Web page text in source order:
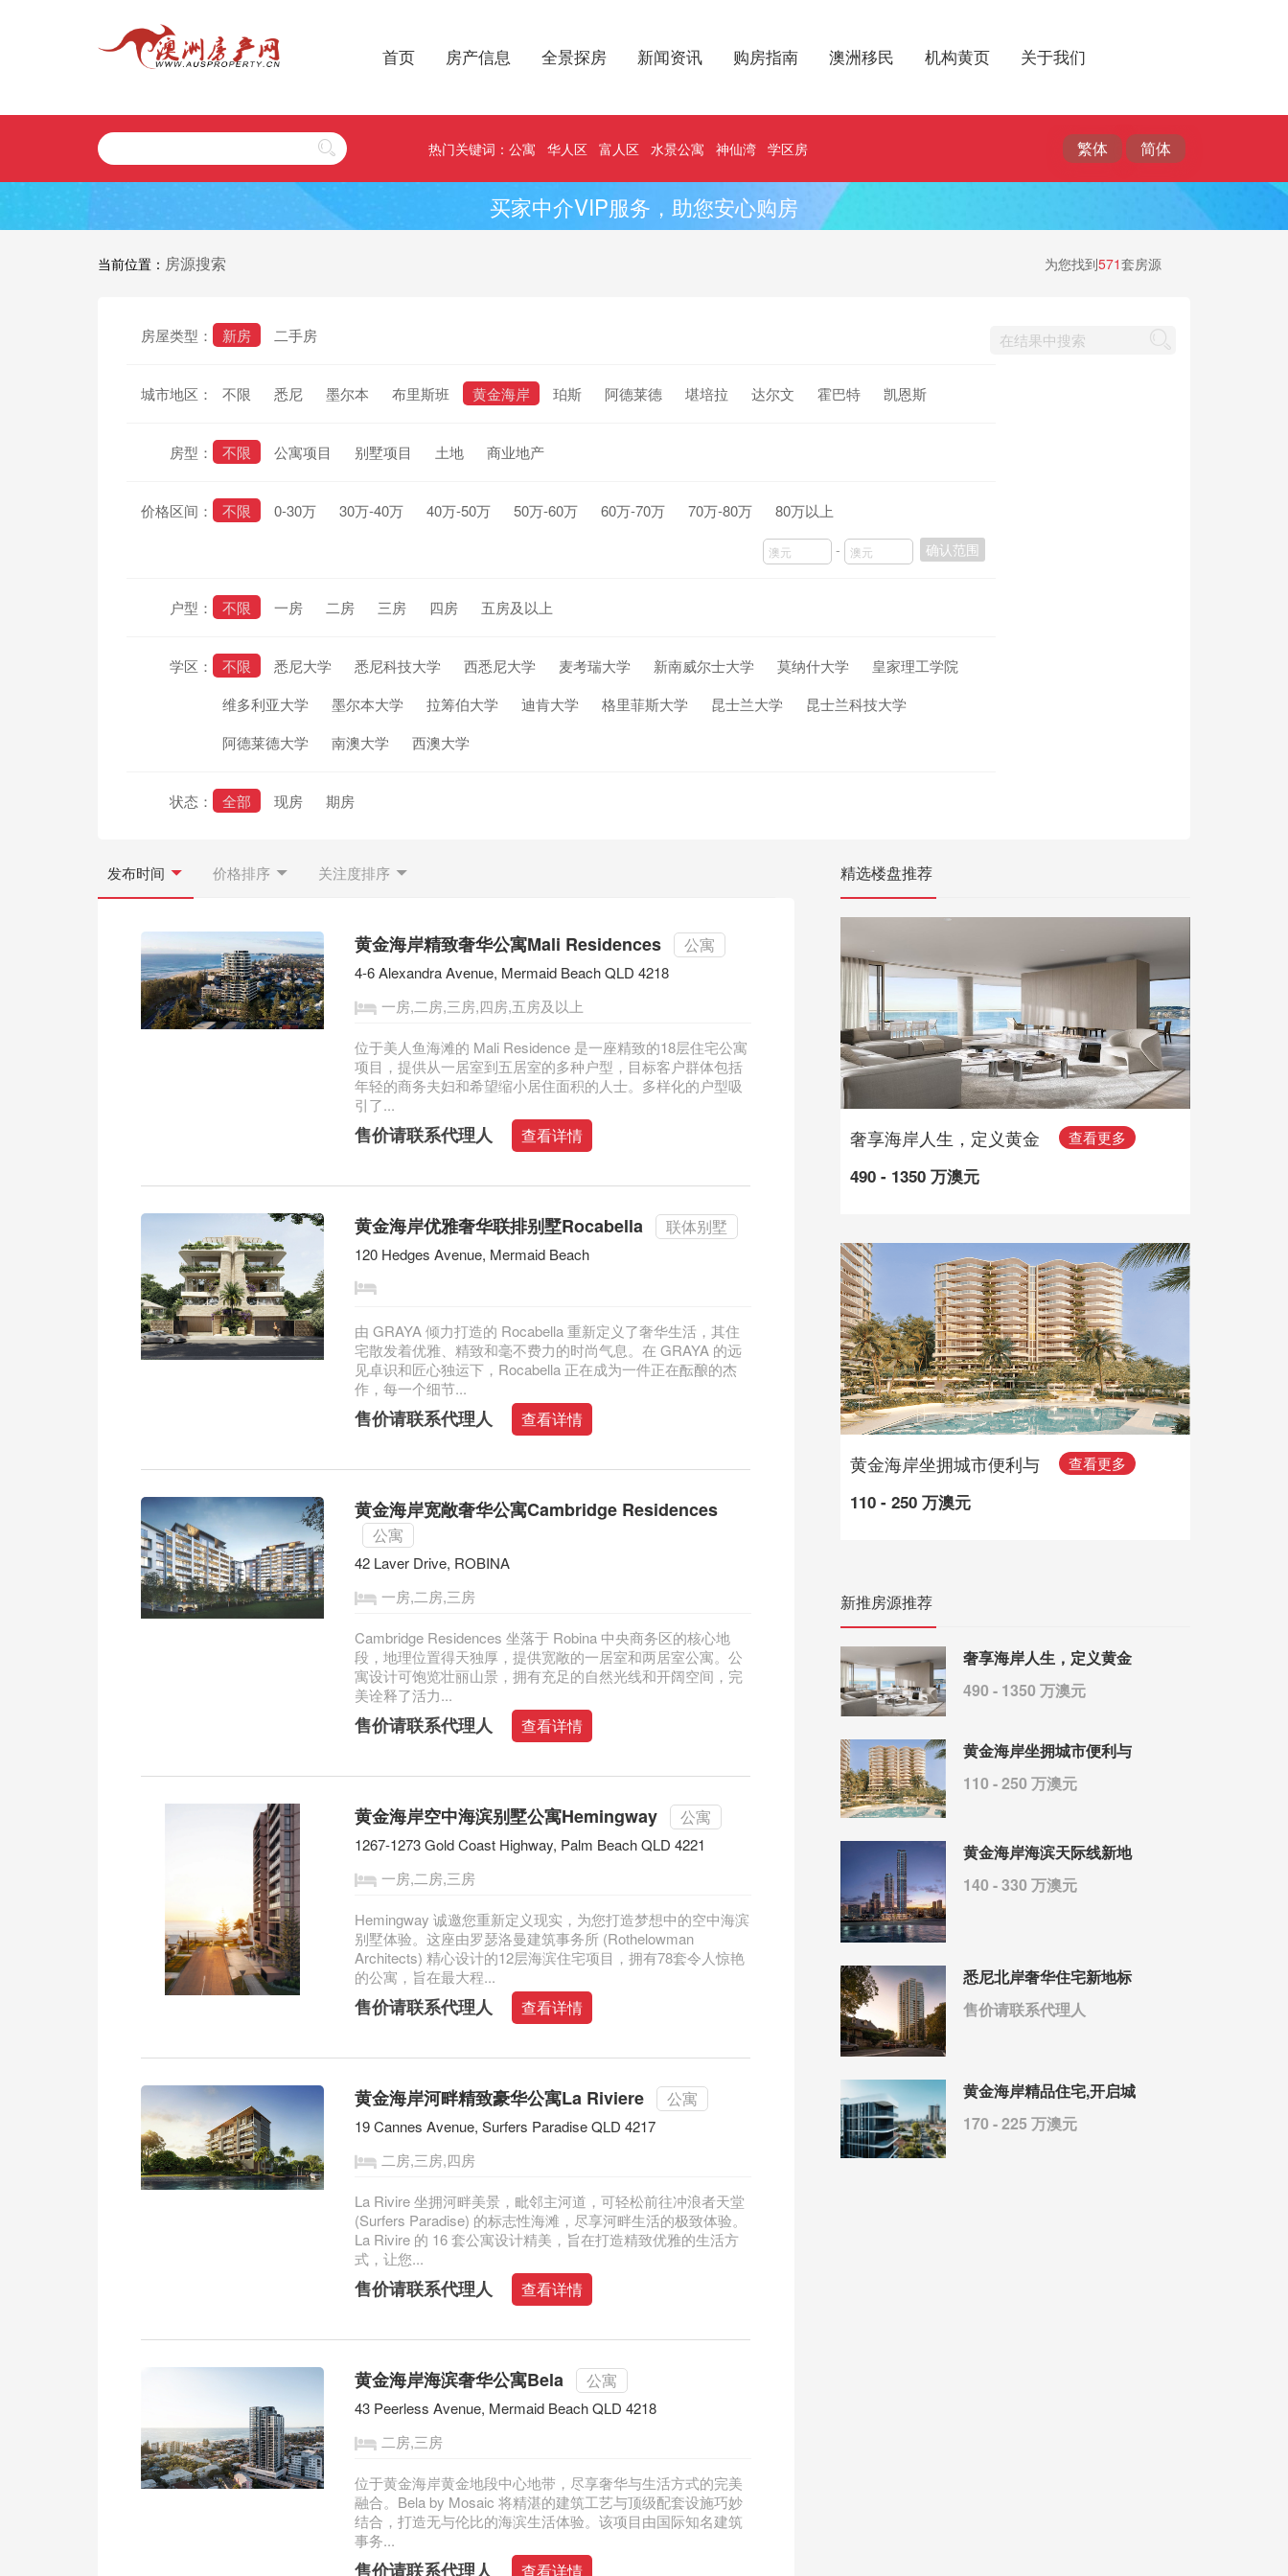
首页 房产信息 全景探房 新闻资讯 购房指南 澳洲移民 机构黄页 关于我们
热门关键词： 公寓 华人区 富人区 水景公寓 神仙湾 学区房
买家中介VIP服务，助您安心购房
当前位置： 房源搜索 为您找到571套房源
房屋类型： 新房 二手房
城市地区： 不限 悉尼 墨尔本 布里斯班 黄金海岸 珀斯 阿德莱德 堪培拉 达尔文 霍巴特 凯恩斯
房型： 不限 公寓项目 别墅项目 土地 商业地产
价格区间： 不限 0-30万 30万-40万 40万-50万 50万-60万 60万-70万 70万-80万 80万以上
- 确认范围
户型： 不限 一房 二房 三房 四房 五房及以上
学区： 不限 悉尼大学 悉尼科技大学 西悉尼大学 麦考瑞大学 新南威尔士大学 莫纳什大学
皇家理工学院
维多利亚大学
墨尔本大学 拉筹伯大学 迪肯大学 格里菲斯大学 昆士兰大学
昆士兰科技大学
阿德莱德大学
南澳大学 西澳大学
状态： 全部 现房 期房
发布时间 价格排序 关注度排序
黄金海岸精致奢华公寓Mali Residences 公寓
4-6 Alexandra Avenue, Mermaid Beach QLD 4218
一房,二房,三房,四房,五房及以上
位于美人鱼海滩的 Mali Residence 是一座精致的18层住宅公寓
项目，提供从一居室到五居室的多种户型，目标客户群体包括
年轻的商务夫妇和希望缩小居住面积的人士。多样化的户型吸
引了...
售价请联系代理人 查看详情
黄金海岸优雅奢华联排别墅Rocabella 联体别墅
120 Hedges Avenue, Mermaid Beach
由 GRAYA 倾力打造的 Rocabella 重新定义了奢华生活，其住
宅散发着优雅、精致和毫不费力的时尚气息。在 GRAYA 的远
见卓识和匠心独运下，Rocabella 正在成为一件正在酝酿的杰
作，每一个细节...
售价请联系代理人 查看详情
黄金海岸宽敞奢华公寓Cambridge Residences
公寓
42 Laver Drive, ROBINA
一房,二房,三房
Cambridge Residences 坐落于 Robina 中央商务区的核心地
段，地理位置得天独厚，提供宽敞的一居室和两居室公寓。公
寓设计可饱览壮丽山景，拥有充足的自然光线和开阔空间，完
美诠释了活力...
售价请联系代理人 查看详情
黄金海岸空中海滨别墅公寓Hemingway 公寓
1267-1273 Gold Coast Highway, Palm Beach QLD 4221
一房,二房,三房
Hemingway 诚邀您重新定义现实，为您打造梦想中的空中海滨
别墅体验。这座由罗瑟洛曼建筑事务所 (Rothelowman
Architects) 精心设计的12层海滨住宅项目，拥有78套令人惊艳
的公寓，旨在最大程...
售价请联系代理人 查看详情
黄金海岸河畔精致豪华公寓La Riviere 公寓
19 Cannes Avenue, Surfers Paradise QLD 4217
二房,三房,四房
La Rivire 坐拥河畔美景，毗邻主河道，可轻松前往冲浪者天堂
(Surfers Paradise) 的标志性海滩，尽享河畔生活的极致体验。
La Rivire 的 16 套公寓设计精美，旨在打造精致优雅的生活方
式，让您...
售价请联系代理人 查看详情
黄金海岸海滨奢华公寓Bela 公寓
43 Peerless Avenue, Mermaid Beach QLD 4218
二房,三房
位于黄金海岸黄金地段中心地带，尽享奢华与生活方式的完美
融合。Bela by Mosaic 将精湛的建筑工艺与顶级配套设施巧妙
结合，打造无与伦比的海滨生活体验。该项目由国际知名建筑
事务...
售价请联系代理人 查看详情
精选楼盘推荐
奢享海岸人生，定义黄金
490 - 1350 万澳元
查看更多
黄金海岸坐拥城市便利与
110 - 250 万澳元
查看更多
新推房源推荐
奢享海岸人生，定义黄金
490 - 1350 万澳元
黄金海岸坐拥城市便利与
110 - 250 万澳元
黄金海岸海滨天际线新地
140 - 330 万澳元
悉尼北岸奢华住宅新地标
售价请联系代理人
黄金海岸精品住宅,开启城
170 - 225 万澳元